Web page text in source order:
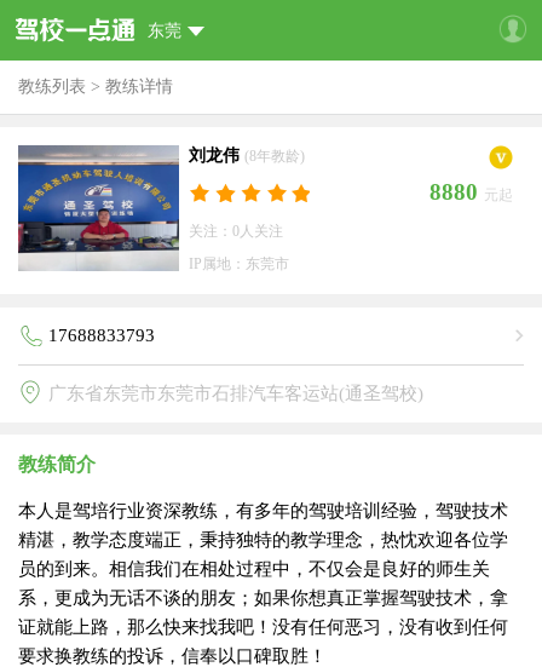
东莞
教练列表 > 教练详情
刘龙伟 (8年教龄)
8880 元起
关注：0人关注
IP属地：东莞市
17688833793
广东省东莞市东莞市石排汽车客运站(通圣驾校)
教练简介
本人是驾培行业资深教练，有多年的驾驶培训经验，驾驶技术
精湛，教学态度端正，秉持独特的教学理念，热忱欢迎各位学
员的到来。相信我们在相处过程中，不仅会是良好的师生关
系，更成为无话不谈的朋友；如果你想真正掌握驾驶技术，拿
证就能上路，那么快来找我吧！没有任何恶习，没有收到任何
要求换教练的投诉，信奉以口碑取胜！